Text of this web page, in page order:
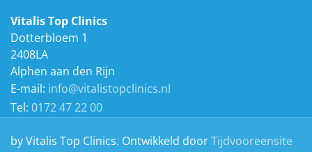
Vitalis Top Clinics
Dotterbloem 1
2408LA
Alphen aan den Rijn
E-mail: info@vitalistopclinics.nl
Tel: 0172 47 22 00
by Vitalis Top Clinics. Ontwikkeld doorTijdvooreensite